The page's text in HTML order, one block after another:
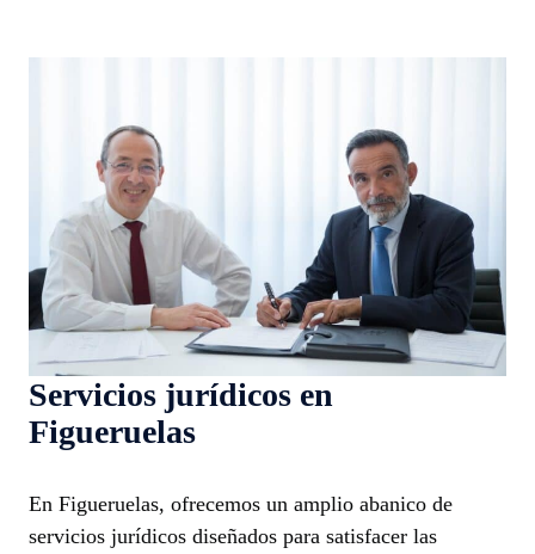
Servicios jurídicos en
Figueruelas
En Figueruelas, ofrecemos un amplio abanico de
servicios jurídicos diseñados para satisfacer las